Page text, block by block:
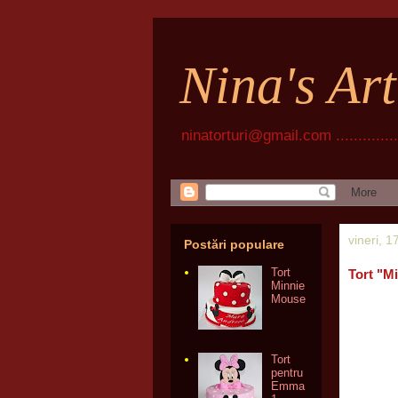
Nina's
ninatorturi@gmail.com
vineri,
Tort
Postări populare
Tort
Minnie
Mouse
Tort
pentru
Emma